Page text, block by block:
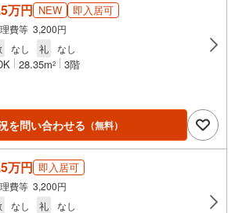
万円 NEW 即入居可
費等 3,200円
なし 礼 なし
28.35m2 3階
を問い合わせる （無料）
万円 即入居可
費等 3,200円
なし 礼 なし